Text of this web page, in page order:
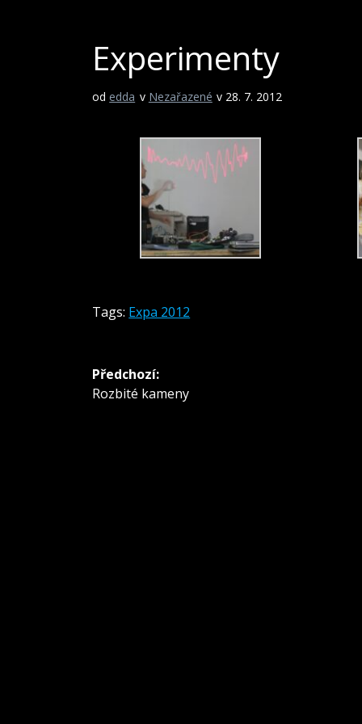
Experimenty
od edda v Nezařazené v 28. 7. 2012
Tags: Expa 2012
Navigace
pro
Předchozí:
Předchozí
Rozbité kameny